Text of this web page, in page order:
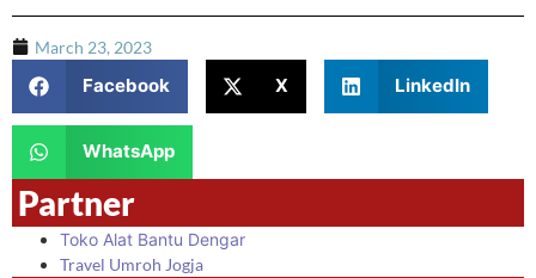
March 23, 2023
Facebook X LinkedIn
WhatsApp
Partner
Toko Alat Bantu Dengar
Travel Umroh Jogja